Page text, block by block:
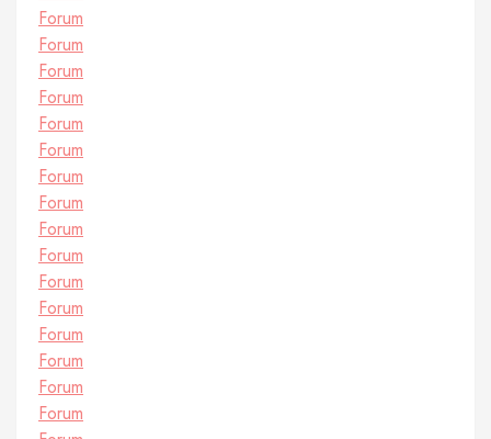
Forum
Forum
Forum
Forum
Forum
Forum
Forum
Forum
Forum
Forum
Forum
Forum
Forum
Forum
Forum
Forum